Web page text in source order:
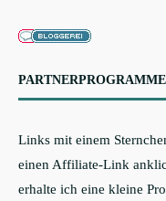
PARTNERPROGRAMME
Links mit einem
einen Affiliate-Link
erhalte ich eine kleine